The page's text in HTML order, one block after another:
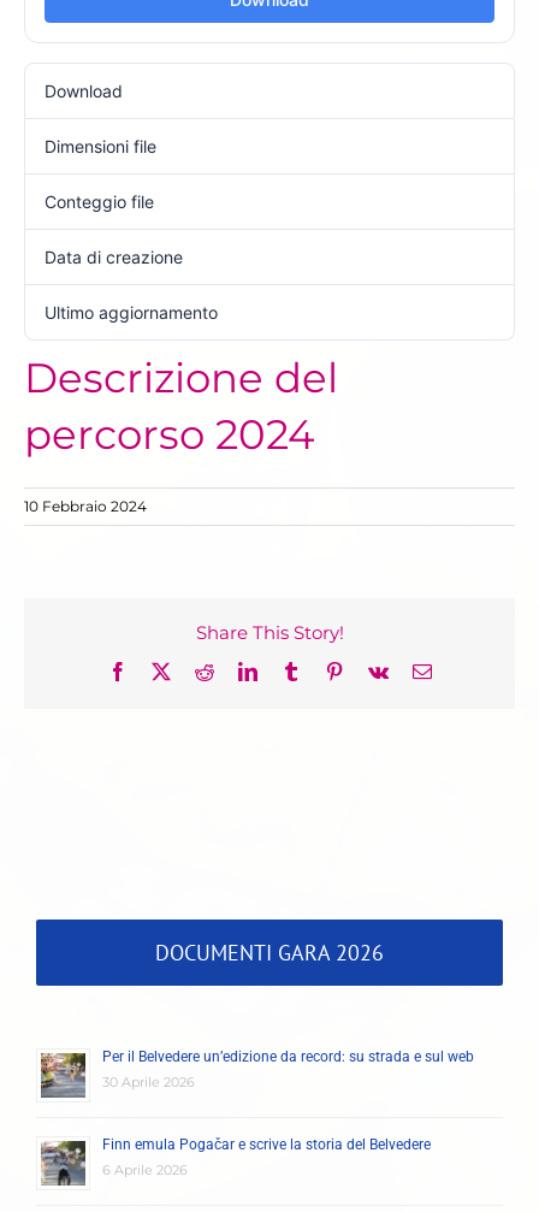
Download
Dimensioni file
Conteggio file
Data di creazione
Ultimo aggiornamento
Descrizione del
percorso 2024
10 Febbraio 2024
Share This Story!
Facebook
X RedditLinkedInTumblrPinterest
Vk Email
DOCUMENTI GARA 2026
Per il Belvedere un’edizione da record: su strada e sul web
30 Aprile 2026
Finn emula Pogačar e scrive la storia del Belvedere
6 Aprile 2026